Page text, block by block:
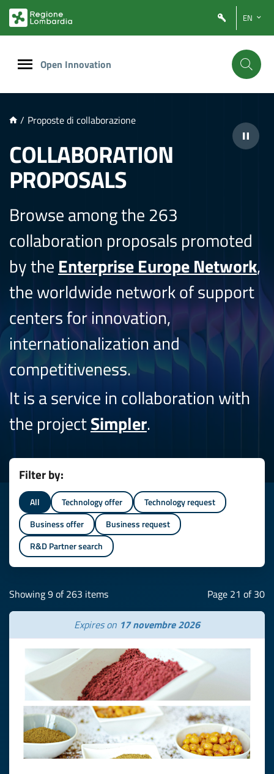
PRINCIPALE
EN
Open Innovation
/ Proposte di collaborazione
COLLABORATION
PROPOSALS
Browse among the 263
collaboration proposals promoted
by the Enterprise Europe Network,
the worldwide network of support
centers for innovation,
internationalization and
competitiveness.
It is a service in collaboration with
the projectSimpler.
Filter by:
All Technology offer
Technology request
Business offer
Business request
R&D Partner search
Showing 9 of 263 items Page 21 of 30
Expires on 17 novembre 2026